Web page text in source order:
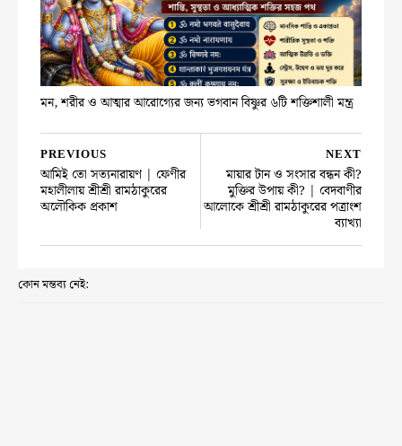
মন, শরীর ও আত্মার আরোগ্যের জন্য ভগবান বিষ্ণুর ৬টি শক্তিশালী মন্ত্র
NEXT
মায়ার টান ও সংসার বন্ধন কী?
মুক্তির উপায় কী? | বেদবাণীর
আলোকে শ্রীশ্রী রামঠাকুরের পত্রাংশ
ব্যাখ্যা
PREVIOUS
আমিই তো সত্যনারায়ণ | ফেণীর
মহালীলায় শ্রীশ্রী রামঠাকুরের
অলৌকিক প্রকাশ
কোন মন্তব্য নেই: